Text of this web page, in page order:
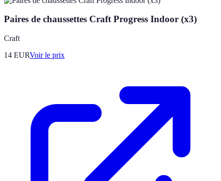
Paires de chaussettes Craft Progress Indoor (x3)
Craft
14 EURVoir le prix